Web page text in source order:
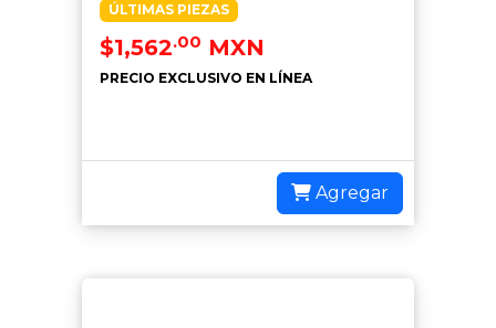
ÚLTIMAS PIEZAS
$1,562.00 MXN
PRECIO EXCLUSIVO EN LÍNEA
Agregar